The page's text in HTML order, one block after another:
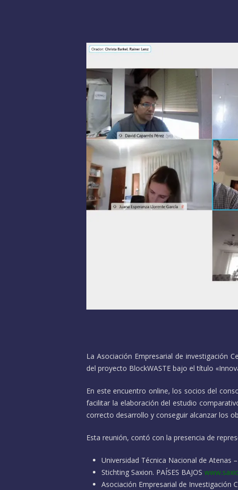
La Asociación Empresarial de investigación
del proyecto BlockWASTE bajo el título
En este encuentro online, los socios del
facilitar la elaboración del estudio
correcto desarrollo y conseguir alcanzar los
Esta reunión, contó con la presencia de
Universidad Técnica Nacional de Atenas –
Stichting Saxion. PAÍSES BAJOS
Asociación Empresarial de Investigación